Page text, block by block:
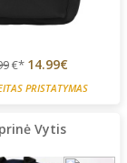
€* 14.99€
PRISTATYMAS
Vytis